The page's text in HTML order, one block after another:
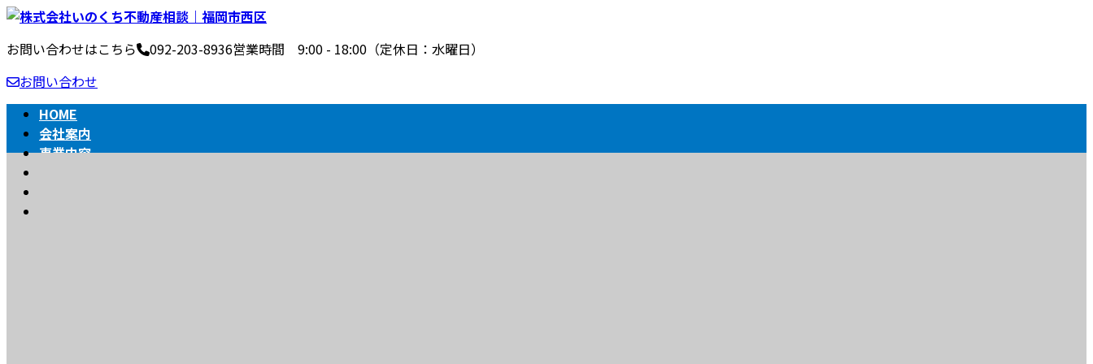
コ
テ
ン
ツ
キ
ナ
ゲ
ー
シ
に
お問い合わせはこちら 092-203-8936営業時間 9:00 - 18:00（定休日：水曜日）
お問い合わせ
HOME
会社案内
事業内容